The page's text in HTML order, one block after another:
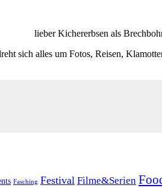
lieber Kichererbsen als
sich alles um Fotos, Reisen,
Fasching Festival Filme&Serien